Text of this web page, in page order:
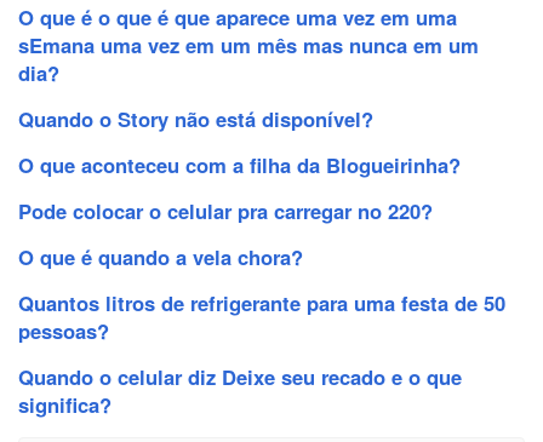
O que é o que é que aparece uma vez em uma
sEmana uma vez em um mês mas nunca em um
dia?
Quando o Story não está disponível?
O que aconteceu com a filha da Blogueirinha?
Pode colocar o celular pra carregar no 220?
O que é quando a vela chora?
Quantos litros de refrigerante para uma festa de 50
pessoas?
Quando o celular diz Deixe seu recado e o que
significa?